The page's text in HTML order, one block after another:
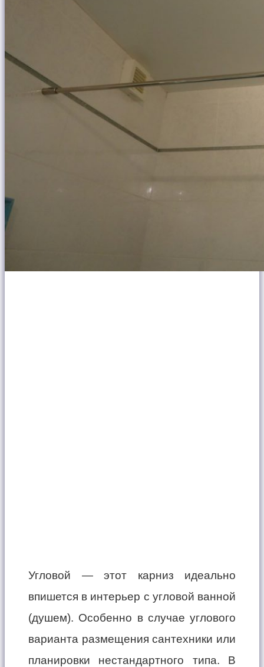
Угловой — этот карниз идеально
впишется в интерьер с угловой ванной
(душем). Особенно в случае углового
варианта размещения сантехники или
планировки нестандартного типа. В